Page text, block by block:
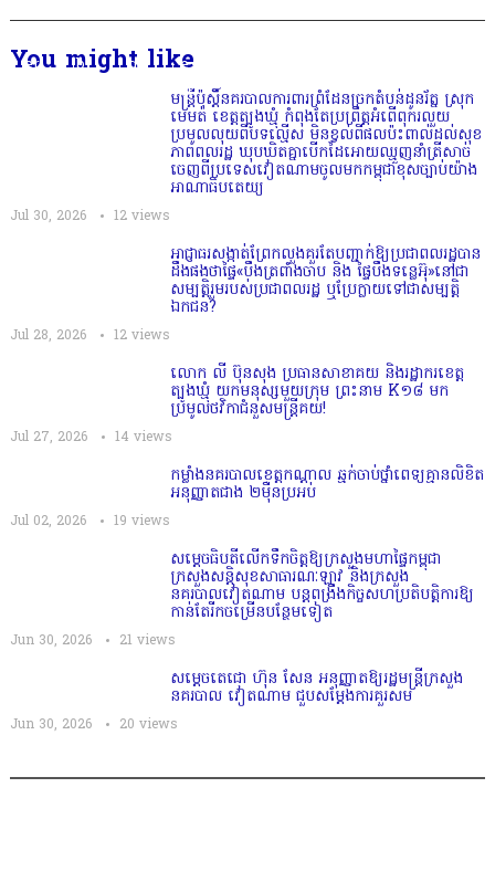
You might like
មន្ត្រីប៉ុស្តិ៍នគរបាលការពារព្រំដែនច្រកតំបន់ដូនរ័ត្ន ស្រុក
មេមត់ ខេត្តត្បូងឃ្មុំ កំពុងតែប្រព្រឹត្តអំពើពុករលួយ
ប្រមូលលុយពីបទល្មើស មិនខ្វល់ពីផលប៉ះពាល់ដល់សុខ
ភាពពលរដ្ឋ ឃុបឃិតគ្នាបើកដៃអោយឈ្មួញនាំត្រីសាច់
ចេញពីប្រទេសវៀតណាមចូលមកកម្ពុជាខុសច្បាប់យ៉ាង
អាណាធិបតេយ្យ
Jul 30, 2026 12views
អាជ្ញាធរសង្កាត់ព្រែកលួងគួរតែបញ្ជាក់ឱ្យប្រជាពលរដ្ឋបាន
ដឹងផងថាផ្ទៃ«បឹងត្រពាំងចាប និង ផ្ទៃបឹងទន្លេអ៊ុ»នៅជា
សម្បត្តិរួមរបស់ប្រជាពលរដ្ឋ ឬប្រែក្លាយទៅជាសម្បត្តិ
ឯកជន?
Jul 28, 2026 12views
លោក លី ប៊ុនសុង ប្រធានសាខាគយ និងរដ្ឋាករខេត្ត
ត្បូងឃ្មុំ យកមនុស្សមួយក្រុម ព្រះនាម K១៨ មក
ប្រមូលថវិកាជំនួសមន្ត្រីគយ!
Jul 27, 2026 14 views
កម្លាំងនគរបាលខេត្តកណ្ដាល ឆ្មក់ចាប់ថ្នាំពេទ្យគ្មានលិខិត
អនុញ្ញាតជាង ២ម៉ឺនប្រអប់
Jul 02, 2026 19 views
សម្តេច​ធិបតី​លេីកទឹកចិត្ត​ឱ្យក្រសួងមហាផ្ទៃកម្ពុជា
ក្រសួងសន្តិសុខសាធារណៈឡាវ និងក្រសួង
នគរបាលវៀតណាម បន្តពង្រឹងកិច្ចសហប្រតិបត្តិការឱ្យ
កាន់តែរីកចម្រើនបន្ថែមទៀត
Jun 30, 2026 21 views
សម្តេចតេជោ ហ៊ុន សែន អនុញ្ញាតឱ្យរដ្ឋមន្ត្រីក្រសួង
នគរបាល វៀតណាម ជួបសម្តែងការគួរសម
Jun 30, 2026 20 views